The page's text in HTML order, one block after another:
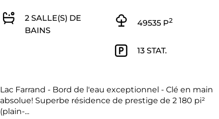
2 SALLE(S) DE
BAINS
49535 P2
13 STAT.
Lac Farrand - Bord de l'eau exceptionnel - Clé en main
absolue! Superbe résidence de prestige de 2 180 pi²
(plain-...